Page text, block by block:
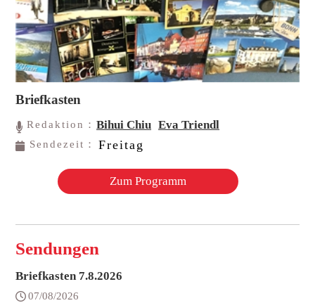
Briefkasten
Redaktion：Bihui Chiu Eva Triendl
Sendezeit： Freitag
Zum Programm
Sendungen
Briefkasten 7.8.2026
07/08/2026